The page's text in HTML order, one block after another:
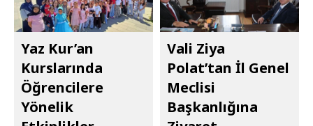
Yaz Kur’an
Kurslarında
Öğrencilere
Yönelik
Vali Ziya
Polat’tan İl Genel
Meclisi
Başkanlığına